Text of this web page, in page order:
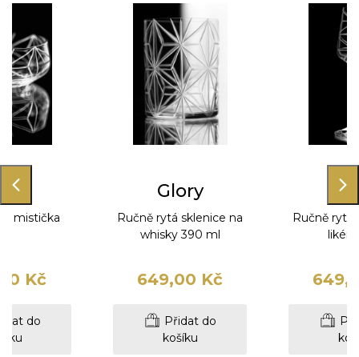
mistička
Kč
do
Glory
Ručně rytá sklenice na
whisky 390 ml
649,00 Kč
Přidat do
košíku
Ručně rytá
likér